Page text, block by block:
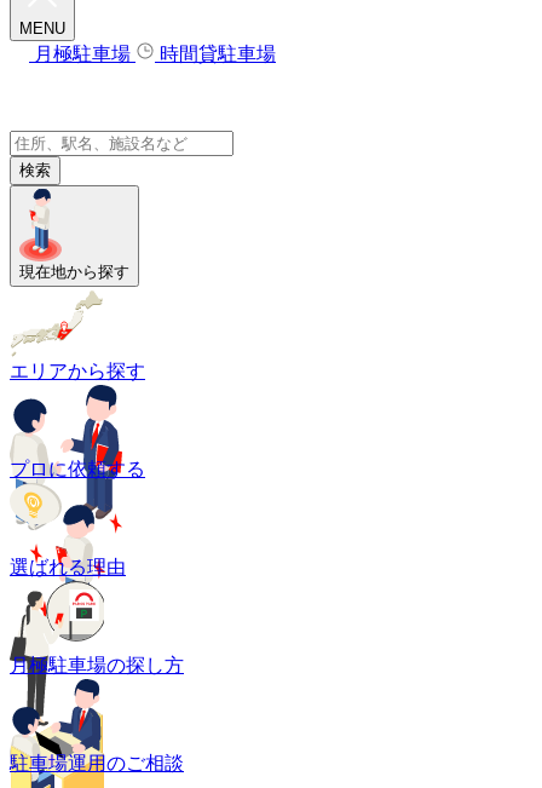
MENU
月極駐車場 時間貸駐車場
検索
現在地から探す
エリアから探す
プロに依頼する
選ばれる理由
月極駐車場の探し方
駐車場運用のご相談